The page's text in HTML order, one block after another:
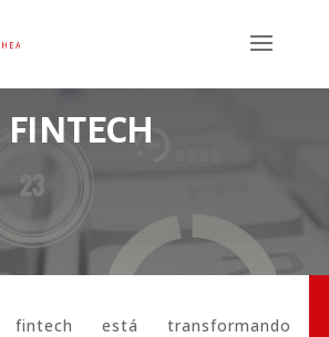
FINTECH
está transformando